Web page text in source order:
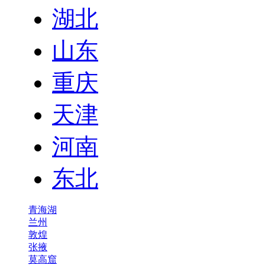
湖北
山东
重庆
天津
河南
东北
青海湖
兰州
敦煌
张掖
莫高窟